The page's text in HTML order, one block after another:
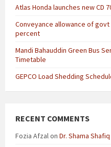
Atlas Honda launches new CD
Conveyance allowance of
percent
Mandi Bahauddin Green Bus
Timetable
GEPCO Load Shedding
RECENT COMMENTS
Fozia Afzal on Dr. Shama